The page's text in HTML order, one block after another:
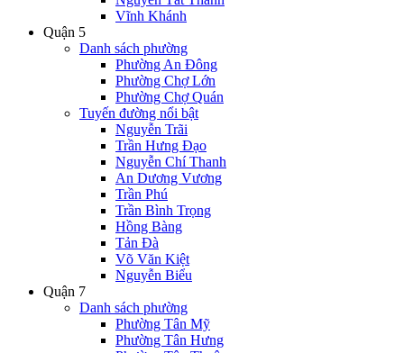
Vĩnh Khánh
Quận 5
Danh sách phường
Phường An Đông
Phường Chợ Lớn
Phường Chợ Quán
Tuyến đường nổi bật
Nguyễn Trãi
Trần Hưng Đạo
Nguyễn Chí Thanh
An Dương Vương
Trần Phú
Trần Bình Trọng
Hồng Bàng
Tản Đà
Võ Văn Kiệt
Nguyễn Biểu
Quận 7
Danh sách phường
Phường Tân Mỹ
Phường Tân Hưng